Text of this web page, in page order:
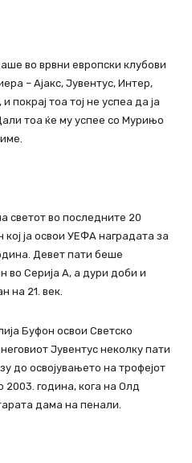
во врвни европски клубови
– Ајакс, Јувентус, Интер,
тоа тој не успеа да ја
тоа ќе му успее со Мурињо
светот во последните 20
ја освои УЕФА наградата за
Девет пати беше
во Серија А, а дури доби и
на 21. век.
Буфон освои Светско
Јувентус неколку пати
до освојувањето на трофејот
година, кога на Олд
дама на пенали.